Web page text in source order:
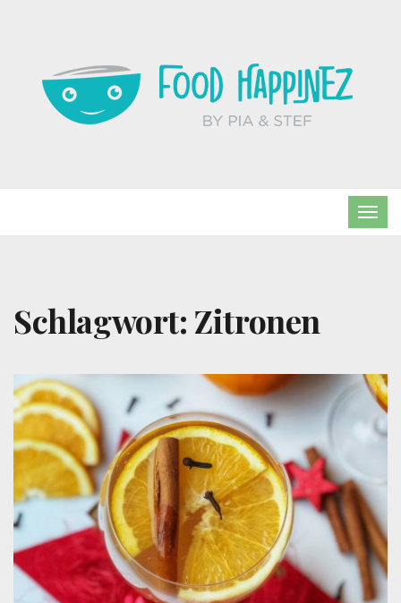
Schlagwort: Zitronen